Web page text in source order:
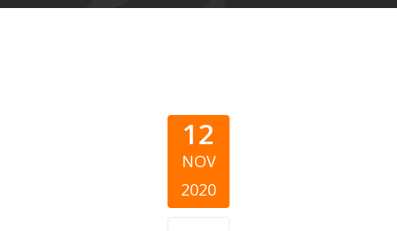
12
NOV
2020